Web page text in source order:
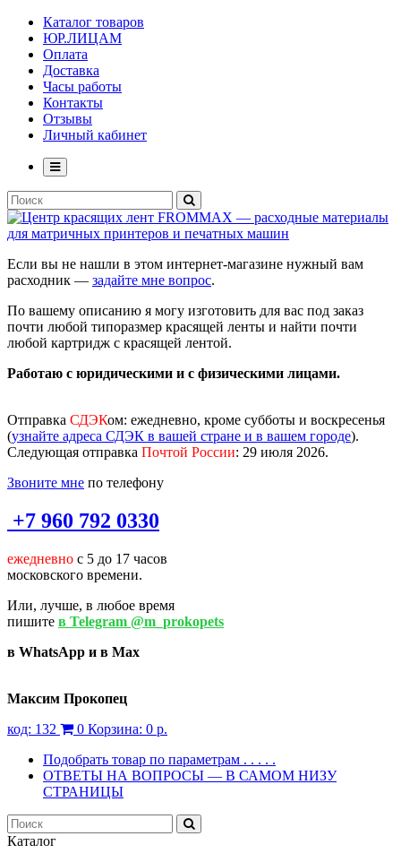
Каталог товаров
ЮР.ЛИЦАМ
Оплата
Доставка
Часы работы
Контакты
Отзывы
Личный кабинет
Если вы не нашли в этом интернет-магазине нужный вам
расходник — задайте мне вопрос.
По вашему описанию я могу изготовить для вас под заказ
почти любой типоразмер красящей ленты и найти почти
любой картридж с красящей лентой.
Работаю с юридическими и с физическими лицами.
Отправка СДЭКом: ежедневно, кроме субботы и воскресенья
(узнайте адреса СДЭК в вашей стране и в вашем городе).
Следующая отправка Почтой России: 29 июля 2026.
Звоните мне по телефону
+7 960 792 0330
ежедневно с 5 до 17 часов
московского времени.
Или, лучше, в любое время
пишите в Telegram @m_prokopets
в WhatsApp и в Max
Максим Прокопец
код: 132 0 Корзина: 0 р.
Подобрать товар по параметрам . . . . .
ОТВЕТЫ НА ВОПРОСЫ — В САМОМ НИЗУ
СТРАНИЦЫ
Каталог